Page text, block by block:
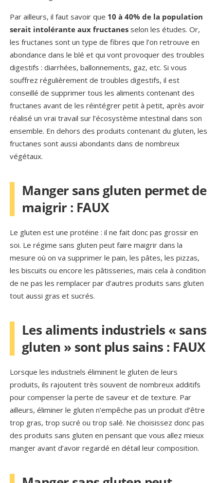
Par ailleurs, il faut savoir que 10 à 40% de la population
serait intolérante aux fructanes selon les études. Or,
les fructanes sont un type de fibres que l’on retrouve en
abondance dans le blé et qui vont provoquer des troubles
digestifs : diarrhées, ballonnements, gaz, etc. Si vous
souffrez régulièrement de troubles digestifs, il est
conseillé de supprimer tous les aliments contenant des
fructanes avant de les réintégrer petit à petit, après avoir
réalisé un vrai travail sur l’écosystème intestinal dans son
ensemble. En dehors des produits contenant du gluten, les
fructanes sont aussi abondants dans de nombreux
végétaux.
Manger sans gluten permet de
maigrir : FAUX
Le gluten est une protéine : il ne fait donc pas grossir en
soi. Le régime sans gluten peut faire maigrir dans la
mesure où on va supprimer le pain, les pâtes, les pizzas,
les biscuits ou encore les pâtisseries, mais cela à condition
de ne pas les remplacer par d’autres produits sans gluten
tout aussi gras et sucrés.
Les aliments industriels « sans
gluten » sont plus sains : FAUX
Lorsque les industriels éliminent le gluten de leurs
produits, ils rajoutent très souvent de nombreux additifs
pour compenser la perte de saveur et de texture. Par
ailleurs, éliminer le gluten n’empêche pas un produit d’être
trop gras, trop sucré ou trop salé. Ne choisissez donc pas
des produits sans gluten en pensant que vous allez mieux
manger avant d’avoir regardé en détail leur composition.